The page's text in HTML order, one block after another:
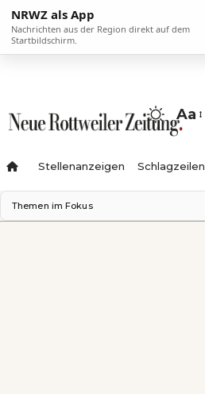
NRWZ als App
Nachrichten aus der Region direkt auf dem
Startbildschirm.
Aa
Stellenanzeigen Schlagzeilen
Themen im Fokus